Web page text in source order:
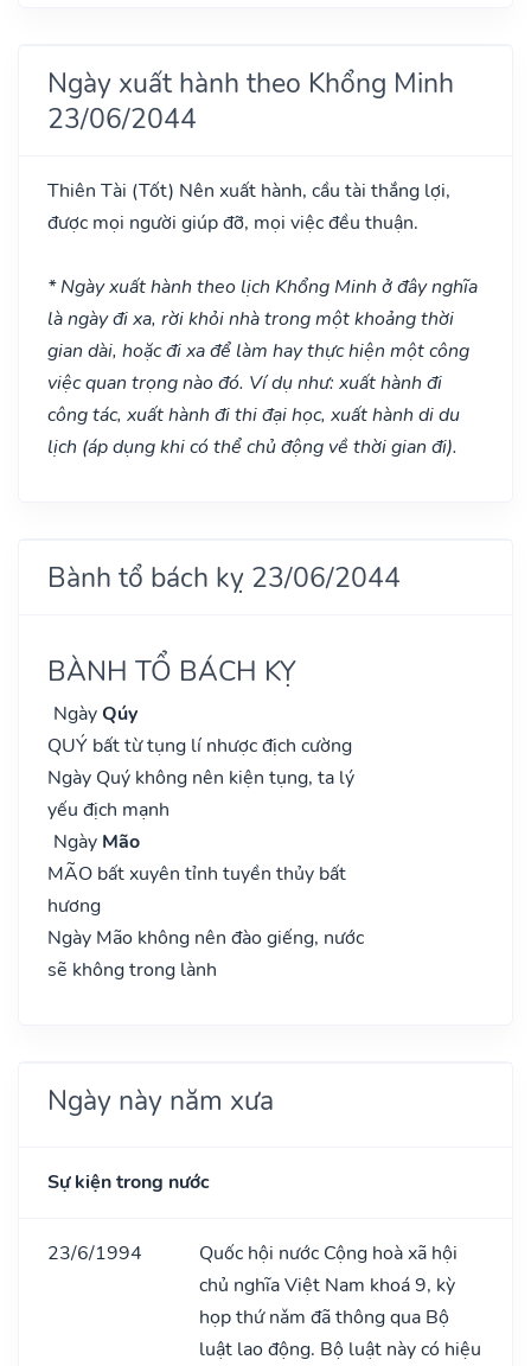
Ngày xuất hành theo Khổng Minh
23/06/2044
Thiên Tài (Tốt) Nên xuất hành, cầu tài thắng lợi,
được mọi người giúp đỡ, mọi việc đều thuận.
* Ngày xuất hành theo lịch Khổng Minh ở đây nghĩa
là ngày đi xa, rời khỏi nhà trong một khoảng thời
gian dài, hoặc đi xa để làm hay thực hiện một công
việc quan trọng nào đó. Ví dụ như: xuất hành đi
công tác, xuất hành đi thi đại học, xuất hành di du
lịch (áp dụng khi có thể chủ động về thời gian đi).
Bành tổ bách kỵ 23/06/2044
BÀNH TỔ BÁCH KỴ
NgàyQúy
QUÝ bất từ tụng lí nhược địch cường
Ngày Quý không nên kiện tụng, ta lý
yếu địch mạnh
Ngày Mão
MÃO bất xuyên tỉnh tuyền thủy bất
hương
Ngày Mão không nên đào giếng, nước
sẽ không trong lành
Ngày này năm xưa
Sự kiện trong nước
23/6/1994
Quốc hội nước Cộng hoà xã hội
chủ nghĩa Việt Nam khoá 9, kỳ
họp thứ nǎm đã thông qua Bộ
luật lao động. Bộ luật này có hiệu